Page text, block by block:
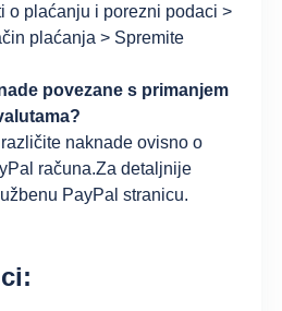
o plaćanju i porezni podaci >
plaćanja > Spremite
povezane s primanjem
naknade ovisno o
računa.Za detaljnije
PayPal stranicu.